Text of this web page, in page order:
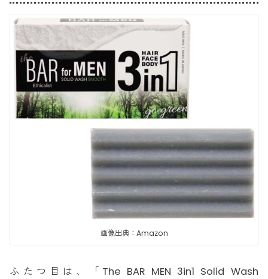
画像出典：Amazon
ふたつ目は、「The BAR MEN 3in1 Solid Wash